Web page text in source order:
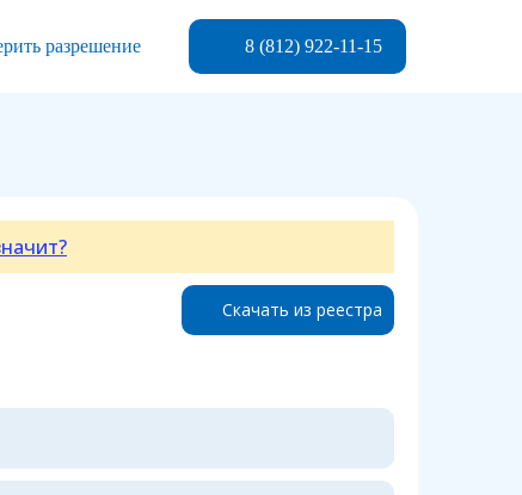
разрешение 8 (812) 922-11-15
Скачать из реестра